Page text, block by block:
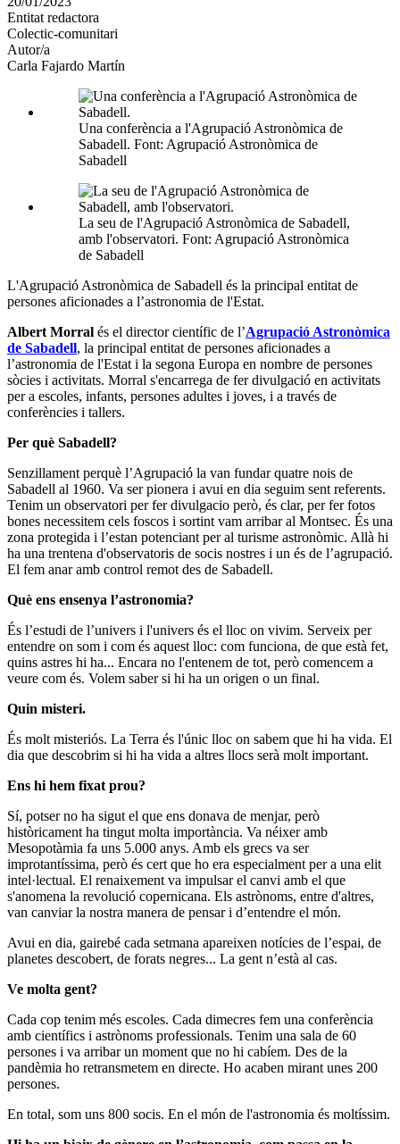
altres
xarxes
socials
Entitat redactora
Colectic-comunitari
Autor/a
Carla Fajardo Martín
Una conferència a l'Agrupació Astronòmica de
Sabadell. Font: Agrupació Astronòmica de
Sabadell
La seu de l'Agrupació Astronòmica de Sabadell,
amb l'observatori. Font: Agrupació Astronòmica
de Sabadell
L'Agrupació Astronòmica de Sabadell és la principal entitat de
persones aficionades a l’astronomia de l'Estat.
Albert Morral és el director científic de l’Agrupació Astronòmica
de Sabadell, la principal entitat de persones aficionades a
l’astronomia de l'Estat i la segona Europa en nombre de persones
sòcies i activitats. Morral s'encarrega de fer divulgació en activitats
per a escoles, infants, persones adultes i joves, i a través de
conferències i tallers.
Per què Sabadell?
Senzillament perquè l’Agrupació la van fundar quatre nois de
Sabadell al 1960. Va ser pionera i avui en dia seguim sent referents.
Tenim un observatori per fer divulgacio però, és clar, per fer fotos
bones necessitem cels foscos i sortint vam arribar al Montsec. És una
zona protegida i l’estan potenciant per al turisme astronòmic. Allà hi
ha una trentena d'observatoris de socis nostres i un és de l’agrupació.
El fem anar amb control remot des de Sabadell.
Què ens ensenya l’astronomia?
És l’estudi de l’univers i l'univers és el lloc on vivim. Serveix per
entendre on som i com és aquest lloc: com funciona, de que està fet,
quins astres hi ha... Encara no l'entenem de tot, però comencem a
veure com és. Volem saber si hi ha un origen o un final.
Quin misteri.
És molt misteriós. La Terra és l'únic lloc on sabem que hi ha vida. El
dia que descobrim si hi ha vida a altres llocs serà molt important.
Ens hi hem fixat prou?
Sí, potser no ha sigut el que ens donava de menjar, però
històricament ha tingut molta importància. Va néixer amb
Mesopotàmia fa uns 5.000 anys. Amb els grecs va ser
improtantíssima, però és cert que ho era especialment per a una elit
intel·lectual. El renaixement va impulsar el canvi amb el que
s'anomena la revolució copernicana. Els astrònoms, entre d'altres,
van canviar la nostra manera de pensar i d’entendre el món.
Avui en dia, gairebé cada setmana apareixen notícies de l’espai, de
planetes descobert, de forats negres... La gent n’està al cas.
Ve molta gent?
Cada cop tenim més escoles. Cada dimecres fem una conferència
amb científics i astrònoms professionals. Tenim una sala de 60
persones i va arribar un moment que no hi cabíem. Des de la
pandèmia ho retransmetem en directe. Ho acaben mirant unes 200
persones.
En total, som uns 800 socis. En el món de l'astronomia és moltíssim.